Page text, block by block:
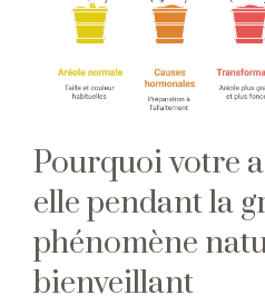
Pourquoi votre
elle pendant la
phénomène
bienveillant